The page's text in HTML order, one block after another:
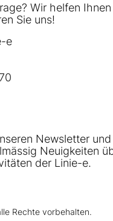
Wir helfen
Sie uns!
e
Newsletter und
Neuigkeiten
der Linie-e.
Rechte vorbehalten.